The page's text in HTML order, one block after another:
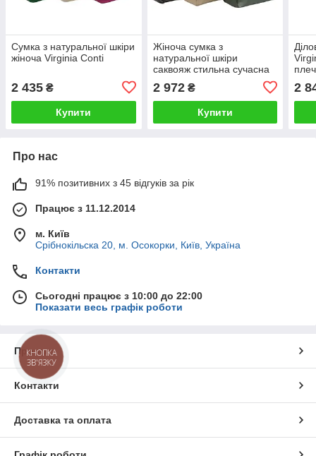
Сумка з натуральної шкіри
жіноча Virginia Conti
2 435 ₴
Купити
Жіноча сумка з
натуральної шкіри
саквояж стильна сучасна
2 972₴
Купити
2
Про нас
91% позитивних з 45 відгуків за рік
Працює з 11.12.2014
м. Київ
Срібнокільска 20, м. Осокорки, Київ, Україна
Контакти
Сьогодні працює з 10:00 до 22:00
Показати весь графік роботи
Про нас
Контакти
Доставка та оплата
КНОПКА
ЗВ'ЯЗКУ